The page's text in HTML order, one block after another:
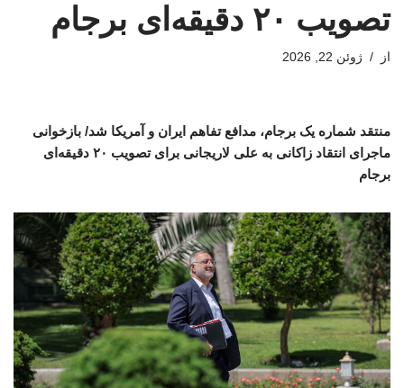
تصویب ۲۰ دقیقه‌ای برجام
از ژوئن 22, 2026
منتقد شماره یک برجام، مدافع تفاهم ایران و آمریکا شد/ بازخوانی
ماجرای انتقاد زاکانی به علی لاریجانی برای تصویب ۲۰ دقیقه‌ای
برجام